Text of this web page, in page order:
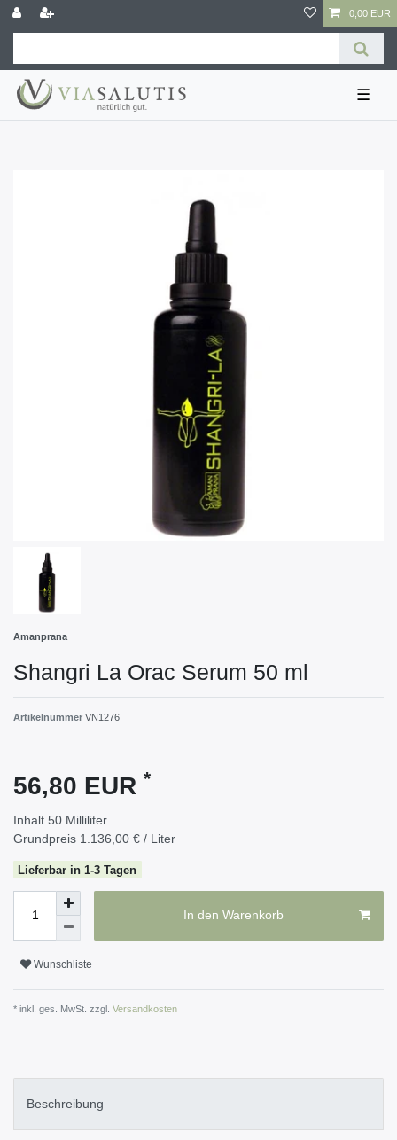
0,00 EUR
☰
Amanprana
Shangri La Orac Serum 50 ml
Artikelnummer VN1276
56,80 EUR *
Inhalt 50 Milliliter
Grundpreis 1.136,00 € / Liter
Lieferbar in 1-3 Tagen
In den Warenkorb
Wunschliste
* inkl. ges. MwSt. zzgl. Versandkosten
Beschreibung